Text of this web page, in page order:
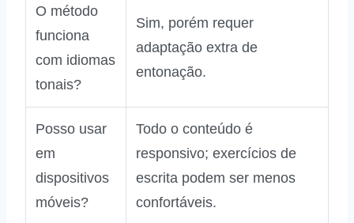
O método
funciona
com idiomas
tonais?
Sim, porém requer
adaptação extra de
entonação.
Posso usar
em
dispositivos
móveis?
Todo o conteúdo é
responsivo; exercícios de
escrita podem ser menos
confortáveis.